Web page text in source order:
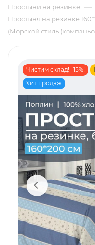
Простыни на резинке —
Простыня на резинке
(Морской стиль
Чистим склад! -15%!
Хит продаж